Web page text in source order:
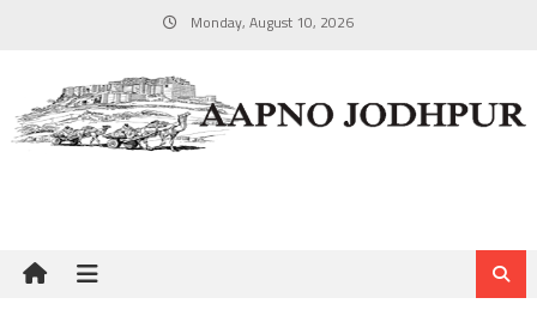
Monday, August 10, 2026